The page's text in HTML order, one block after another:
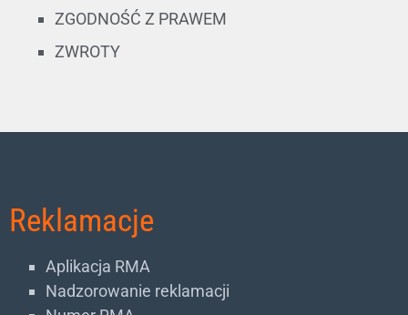
ZGODNOŚĆ Z PRAWEM
ZWROTY
Reklamacje
Aplikacja RMA
Nadzorowanie reklamacji